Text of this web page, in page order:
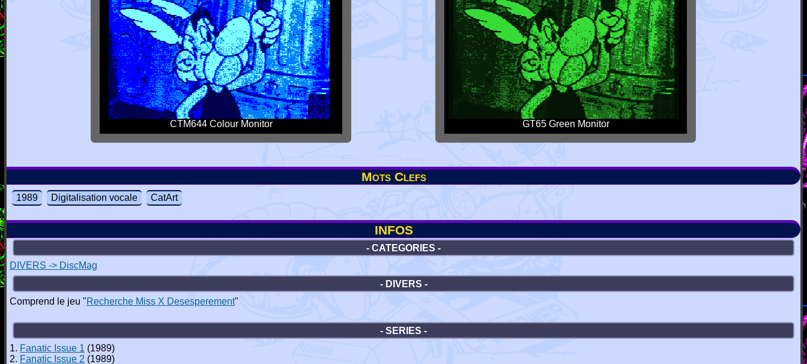
CTM644 Colour Monitor GT65 Green Monitor
Mots Clefs
1989 Digitalisation vocale CatArt
INFOS
- CATEGORIES -
DIVERS -> DiscMag
- DIVERS -
Comprend le jeu "Recherche Miss X Desesperement"
- SERIES -
1. Fanatic Issue 1 (1989)
2. Fanatic Issue 2 (1989)